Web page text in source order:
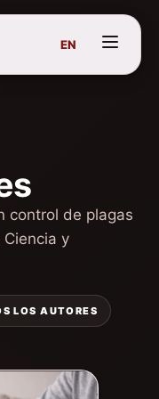
EN
control de plagas
y
LOS AUTORES